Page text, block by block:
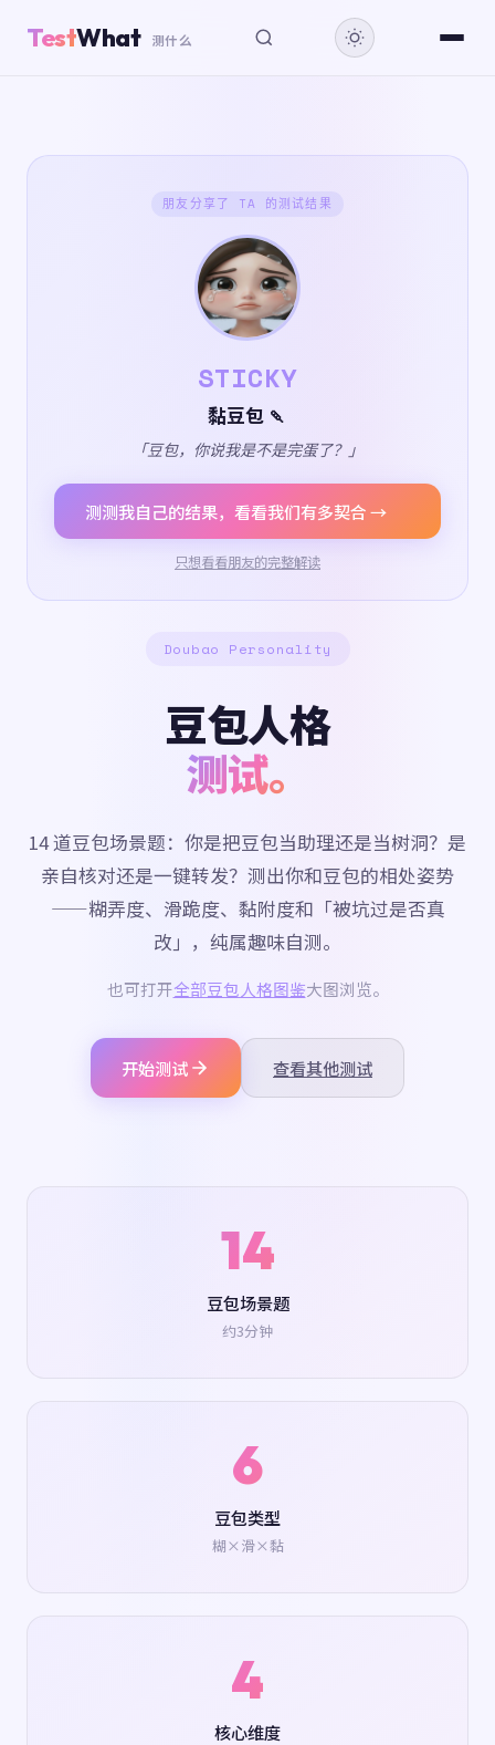
TestWhat 测什么
朋友分享了 TA 的测试结果
STICKY
黏豆包 🍡
「豆包，你说我是不是完蛋了？」
测测我自己的结果，看看我们有多契合 →
只想看看朋友的完整解读
Doubao Personality
豆包人格
测试。
14 道豆包场景题：你是把豆包当助理还是当树洞？是
亲自核对还是一键转发？测出你和豆包的相处姿势
——糊弄度、滑跪度、黏附度和「被坑过是否真
改」，纯属趣味自测。
也可打开全部豆包人格图鉴大图浏览。
开始测试 查看其他测试
14
豆包场景题
约3分钟
6
豆包类型
糊×滑×黏
4
核心维度